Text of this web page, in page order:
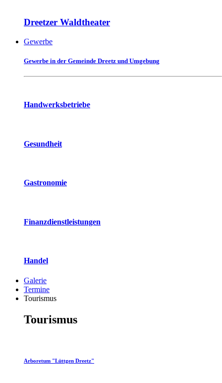
Dreetzer Waldtheater
Gewerbe
Gewerbe in der Gemeinde Dreetz und Umgebung
Handwerksbetriebe
Gesundheit
Gastronomie
Finanzdienstleistungen
Handel
Galerie
Termine
Tourismus
Tourismus
Arboretum "Lüttgen Dreetz"